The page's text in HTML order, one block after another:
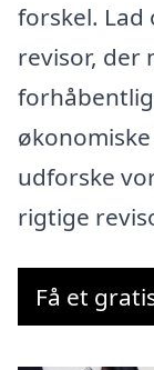
forskel. Lad
revisor, der
udforske
rigtige
Få et